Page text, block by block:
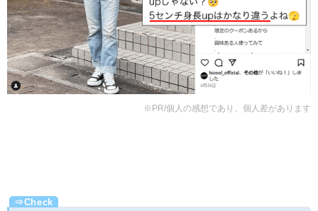
※PR/個人の感想であり、個人差があります